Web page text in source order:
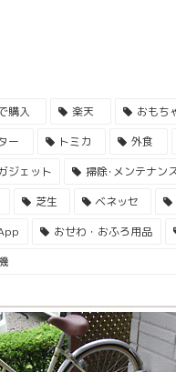
購入 楽天 おもち
ー
トミカ 外食
ジェット
掃除･メンテナン
芝生 ベネッセ
おせわ・おふろ用品